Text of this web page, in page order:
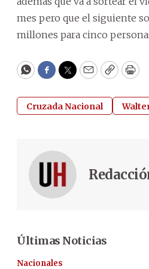
mes pero que el siguiente
millones para cinco
WhatsApp
Facebook
Twitter
EmailCopy
Cruzada Nacional
Últimas Noticias
Nacionales